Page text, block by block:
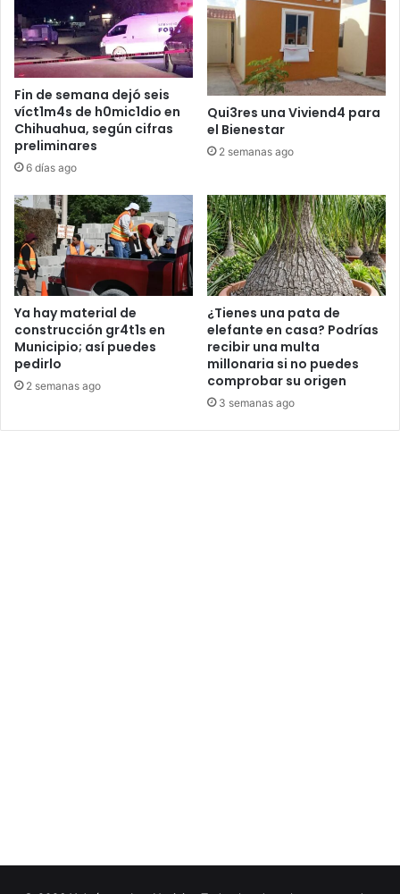
Fin de semana dejó seis
víct1m4s de h0mic1dio en
Chihuahua, según cifras
preliminares
6 días ago
Qui3res una Viviend4 para
el Bienestar
2 semanas ago
Ya hay material de
construcción gr4t1s en
Municipio; así puedes
pedirlo
2 semanas ago
¿Tienes una pata de
elefante en casa? Podrías
recibir una multa
millonaria si no puedes
comprobar su origen
3 semanas ago